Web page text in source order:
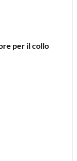
per il collo